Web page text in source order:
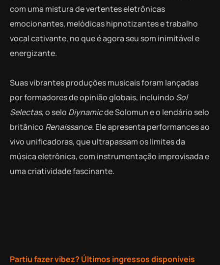
com uma mistura de vertentes eletrônicas
emocionantes, melódicas hipnotizantes e trabalho
vocal cativante, no que é agora seu som inimitável e
energizante.
Suas vibrantes produções musicais foram lançadas
por formadores de opinião globais, incluindo Sol
Selectas, o selo Diynamicde Solomun e o lendário selo
britânico Renaissance. Ele apresenta performances ao
vivo unificadoras, que ultrapassam os limites da
música eletrônica, com instrumentação improvisada e
uma criatividade fascinante.
Partiu fazer vibez? Últimos ingressos disponíveis